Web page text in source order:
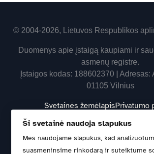
© 2004-2026, Lietuvos Respublikos
Duomenys apie įstaigą kaupiami ir
asmenų registre.
Įstaigos kodas: 188602370 | Adresas:
01105 Vilnius
Svetainės žemėlapisPrivatumo
Naujienų prenumerata
Ši svetainė naudoja slapukus
Mes naudojame slapukus, kad
suasmeninsime rinkodarą ir suteiktume